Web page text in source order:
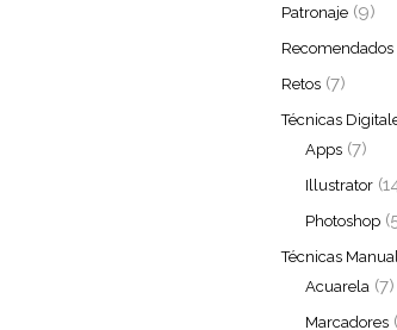
Patronaje(9)
Recomendados
Retos(7)
Técnicas
Apps(7)
Illustrator
Photoshop
Técnicas
Acuarela(7)
Marcadores